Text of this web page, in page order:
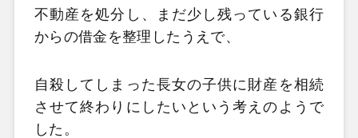
不動産を処分し、まだ少し残っている銀行
からの借金を整理したうえで、
自殺してしまった長女の子供に財産を相続
させて終わりにしたいという考えのようで
した。